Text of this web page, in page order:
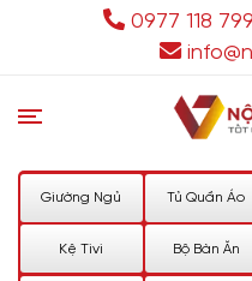
0977 118 799
Giường Ngủ Tủ Quần Áo
Kệ Tivi Bộ Bàn Ăn